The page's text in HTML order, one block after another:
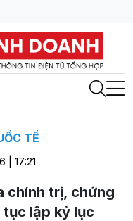
TẾ
| 17:21
chính trị, chứng
tục lập kỷ lục